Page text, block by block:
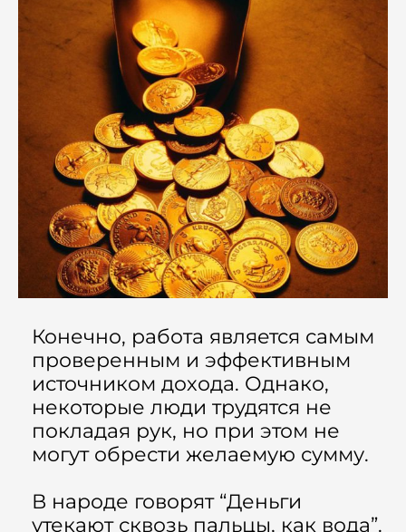
Конечно, работа является самым
проверенным и эффективным
источником дохода. Однако,
некоторые люди трудятся не
покладая рук, но при этом не
могут обрести желаемую сумму.
В народе говорят “Деньги
утекают сквозь пальцы, как вода”.